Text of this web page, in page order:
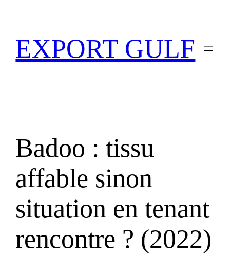
EXPORT GULF
Badoo : tissu
affable sinon
situation en tenant
rencontre ? (2022)